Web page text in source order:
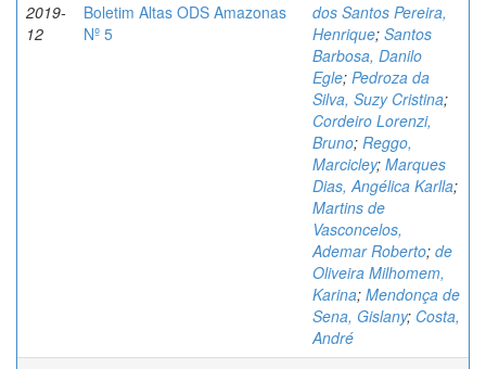
2019-
12
Boletim Altas ODS Amazonas
Nº 5
dos Santos Pereira,
Henrique; Santos
Barbosa, Danilo
Egle; Pedroza da
Silva, Suzy Cristina;
Cordeiro Lorenzi,
Bruno; Reggo,
Marcicley; Marques
Dias, Angélica Karlla;
Martins de
Vasconcelos,
Ademar Roberto; de
Oliveira Milhomem,
Karina; Mendonça de
Sena, Gislany; Costa,
André